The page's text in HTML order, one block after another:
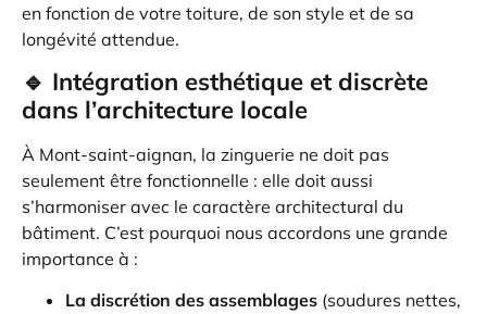
en fonction de votre toiture, de son style et de sa
longévité attendue.
🔹 Intégration esthétique et discrète
dans l’architecture locale
À Mont-saint-aignan, la zinguerie ne doit pas
seulement être fonctionnelle : elle doit aussi
s’harmoniser avec le caractère architectural du
bâtiment. C’est pourquoi nous accordons une grande
importance à :
La discrétion des assemblages (soudures nettes,